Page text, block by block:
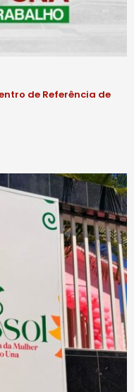
de Referência de